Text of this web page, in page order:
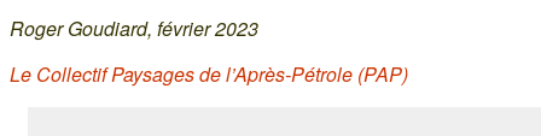
Roger Goudiard, février 2023
Le Collectif Paysages de l’Après-Pétrole (PAP)